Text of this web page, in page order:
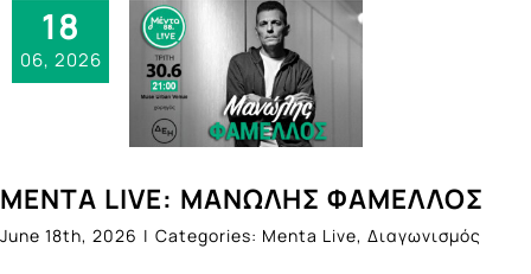
18
06, 2026
ΜΕΝΤΑ LIVE: ΜΑΝΩΛΗΣ ΦΑΜΕΛΛΟΣ
June 18th, 2026 | Categories: Menta Live, Διαγωνισμός